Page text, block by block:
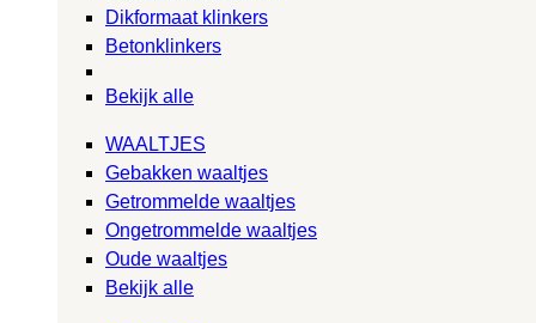
Dikformaat klinkers
Betonklinkers
Bekijk alle
WAALTJES
Gebakken waaltjes
Getrommelde waaltjes
Ongetrommelde waaltjes
Oude waaltjes
Bekijk alle